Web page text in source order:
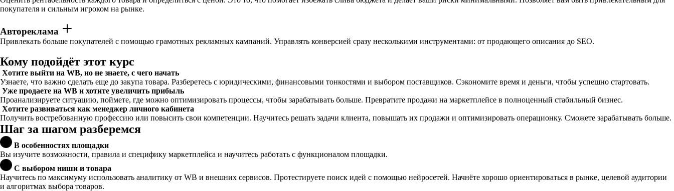
покупателя и сильным игроком на рынке.
Автореклама
Привлекать больше покупателей с помощью грамотных рекламных кампаний. Управлять конверсией сразу несколькими инструментами: от продающего описания до SEO.
Кому подойдёт этот курс
Хотите выйти на WB, но не знаете, с чего начать
Узнаете, что важно сделать еще до закупа товара. Разберетесь с юридическими, финансовыми тонкостями и выбором поставщиков. Сэкономите время и деньги, чтобы успешно стартовать.
Уже продаете на WB и хотите увеличить прибыль
Проанализируете ситуацию, поймете, где можно оптимизировать процессы, чтобы зарабатывать больше. Превратите продажи на маркетплейсе в полноценный стабильный бизнес.
Хотите развиваться как менеджер личного кабинета
Получить востребованную профессию или повысить свои компетенции. Научитесь решать задачи клиента, повышать их продажи и оптимизировать операционку. Сможете зарабатывать больше.
Шаг за шагом разберемся
В особенностях площадки
Вы изучите возможности, правила и специфику маркетплейса и научитесь работать с функционалом площадки.
С выбором ниши и товара
Научитесь по максимуму использовать аналитику от WB и внешних сервисов. Протестируете поиск идей с помощью нейросетей. Начнёте хорошо ориентироваться в рынке, целевой аудитории
и алгоритмах выбора товаров.